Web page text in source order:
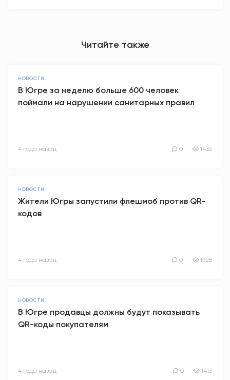
Читайте также
НОВОСТИ
В Югре за неделю больше 600 человек
поймали на нарушении санитарных правил
4 года назад 0 1436
НОВОСТИ
Жители Югры запустили флешмоб против QR-
кодов
4 года назад 0 1328
НОВОСТИ
В Югре продавцы должны будут показывать
QR-коды покупателям
4 года назад 0 1413